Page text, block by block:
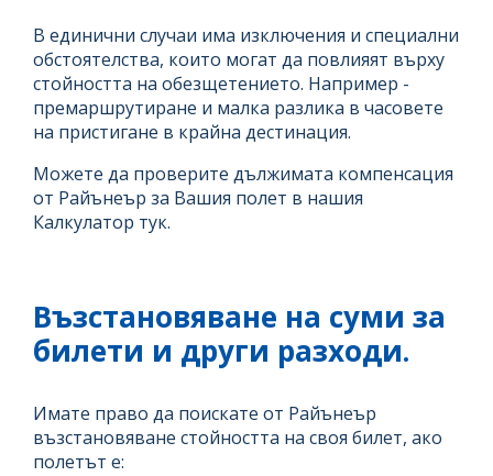
В единични случаи има изключения и специални
обстоятелства, които могат да повлияят върху
стойността на обезщетението. Например -
премаршрутиране и малка разлика в часовете
на пристигане в крайна дестинация.
Можете да проверите дължимата компенсация
от Райънеър за Вашия полет в нашия
Калкулатор тук.
Възстановяване на суми за
билети и други разходи.
Имате право да поискате от Райънеър
възстановяване стойността на своя билет, ако
полетът е: